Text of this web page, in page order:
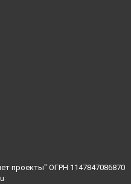
проекты" ОГРН 1147847086870